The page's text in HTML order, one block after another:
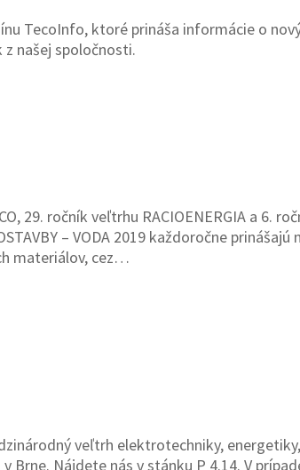
TecoInfo, ktoré prináša informácie o
našej spoločnosti.
29. ročník veľtrhu RACIOENERGIA a 6.
– VODA 2019 každoročne
materiálov, cez…
veľtrh elektrotechniky,
Brne. Nájdete nás v stánku P 4.14. V